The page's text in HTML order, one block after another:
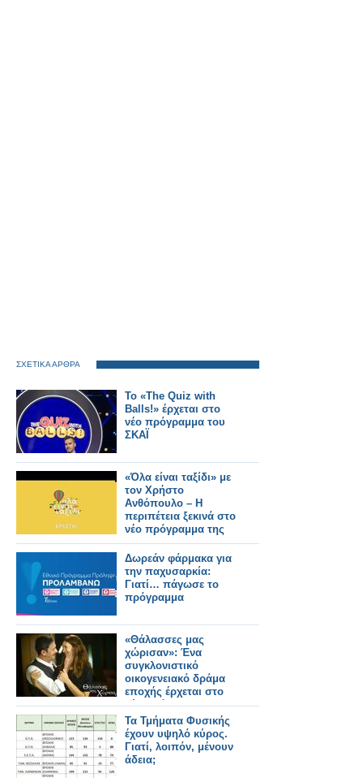
ΣΧΕΤΙΚΑ ΑΡΘΡΑ
Το «The Quiz with
Balls!» έρχεται στο
νέο πρόγραμμα του
ΣΚΑΪ
«Όλα είναι ταξίδι» με
τον Χρήστο
Ανθόπουλο – Η
περιπέτεια ξεκινά στο
νέο πρόγραμμα της
ΕΡΤ
Δωρεάν φάρμακα για
την παχυσαρκία:
Γιατί… πάγωσε το
πρόγραμμα
«Θάλασσες μας
χώρισαν»: Ένα
συγκλονιστικό
οικογενειακό δράμα
εποχής έρχεται στο
νέο πρόγραμμα της
ΕΡΤ
Τα Τμήματα Φυσικής
έχουν υψηλό κύρος.
Γιατί, λοιπόν, μένουν
άδεια;